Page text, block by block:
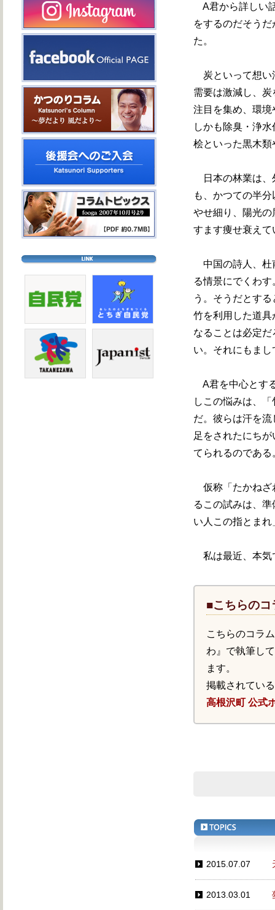
A君から詳しい
をするのだそう
た。
炭といって想い
需要は激減し、
注目を集め、環
しかも除臭・浄
桧といった黒木類
日本の林業は、
も、かつての半
やせ細り、陽光
すます痩せ衰え
中国の詩人、杜
る情景にでくわ
う。そうだとす
竹を利用した道
なることは必定
い。それにもま
A君を中心とす
しこの悩みは、
だ。彼らは汗を
足をされたにち
てられるのである
仮称「たかねざ
るこの試みは、
い人この指とま
私は最近、本気
■こちらの
こちらのコラ
わ』で執筆し
ます。
掲載されてい
高根沢町 公式
2015.07.07
2013.03.01